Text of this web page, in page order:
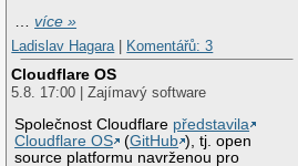
…více »
Ladislav Hagara
Komentářů: 3
Cloudflare OS
5.8. 17:00 | Zajímavý software
Společnost Cloudflare představila
Cloudflare OS
(GitHub ), tj. open
source platformu navrženou pro